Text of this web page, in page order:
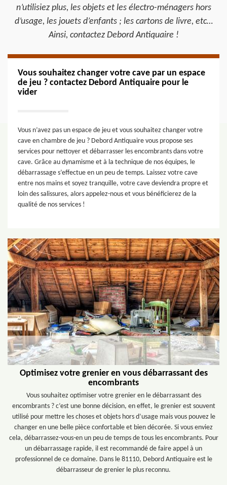
n’utilisiez plus, les objets et les électro-ménagers hors
d’usage, les jouets d’enfants ; les cartons de livre, etc…
Ainsi, contactez Debord Antiquaire !
Vous souhaitez changer votre cave par un espace
de jeu ? contactez Debord Antiquaire pour le
vider
Vous n’avez pas un espace de jeu et vous souhaitez changer votre
cave en chambre de jeu ? Debord Antiquaire vous propose ses
services pour nettoyer et débarrasser les encombrants dans votre
cave. Grâce au dynamisme et à la technique de nos équipes, le
débarrassage s’effectue en un peu de temps. Laissez votre cave
entre nos mains et soyez tranquille, votre cave deviendra propre et
loin des salissures, alors appelez-nous et vous bénéficierez de la
qualité de nos services !
Optimisez votre grenier en vous débarrassant des
encombrants
Vous souhaitez optimiser votre grenier en le débarrassant des
encombrants ? c’est une bonne décision, en effet, le grenier est souvent
utilisé pour mettre les choses et objets hors d’usage mais vous pouvez le
changer en une belle pièce confortable et bien décorée. Si vous enviez
cela, débarrassez-vous-en un peu de temps de tous les encombrants. Pour
un débarrassage rapide, il est recommandé de faire appel à un
professionnel de ce domaine. Dans le 81110, Debord Antiquaire est le
débarrasseur de grenier le plus reconnu.